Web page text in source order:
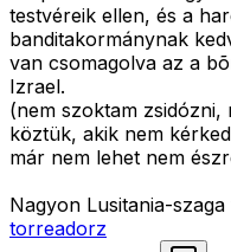
testvéreik ellen, és a
banditakormánynak
van csomagolva az a
Izrael.
(nem szoktam
köztük, akik nem
már nem lehet nem
Nagyon Lusitania-
torreadorz